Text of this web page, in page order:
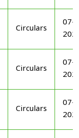
Circulars
07-
Circulars
07-
Circulars
07-